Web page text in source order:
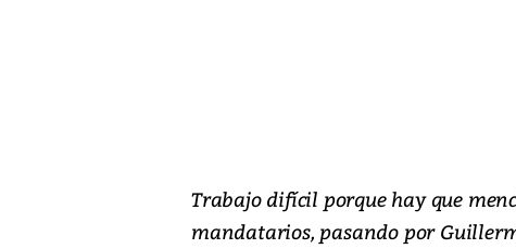
Trabajo difícil porque hay que
mandatarios, pasando por